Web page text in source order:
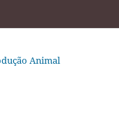
Animal